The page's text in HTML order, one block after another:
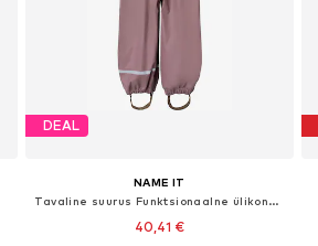
DEAL
NAME IT
Tavaline suurus Funktsionaalne ülikond 'DRY10'
40,41 €